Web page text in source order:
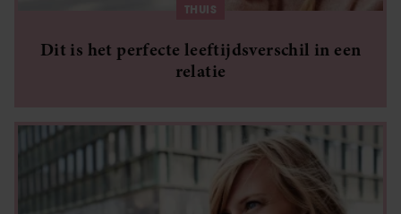
THUIS
Dit is het perfecte leeftijdsverschil in een
relatie